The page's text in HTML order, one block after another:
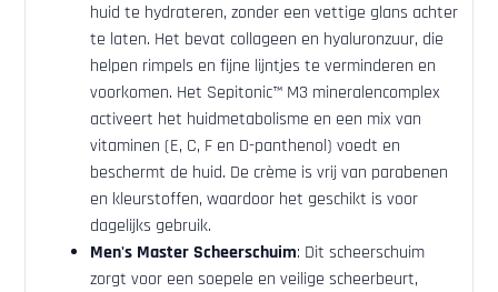
huid te hydrateren, zonder een vettige glans achter
te laten. Het bevat collageen en hyaluronzuur, die
helpen rimpels en fijne lijntjes te verminderen en
voorkomen. Het Sepitonic™ M3 mineralencomplex
activeert het huidmetabolisme en een mix van
vitaminen (E, C, F en D-panthenol) voedt en
beschermt de huid. De crème is vrij van parabenen
en kleurstoffen, waardoor het geschikt is voor
dagelijks gebruik.
Men's Master Scheerschuim: Dit scheerschuim
zorgt voor een soepele en veilige scheerbeurt,